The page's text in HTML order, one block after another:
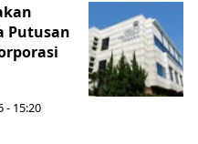
Putusan
- 15:20